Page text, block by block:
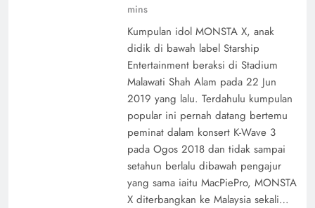
mins
Kumpulan idol MONSTA X, anak
didik di bawah label Starship
Entertainment beraksi di Stadium
Malawati Shah Alam pada 22 Jun
2019 yang lalu. Terdahulu kumpulan
popular ini pernah datang bertemu
peminat dalam konsert K-Wave 3
pada Ogos 2018 dan tidak sampai
setahun berlalu dibawah pengajur
yang sama iaitu MacPiePro, MONSTA
X diterbangkan ke Malaysia sekali…